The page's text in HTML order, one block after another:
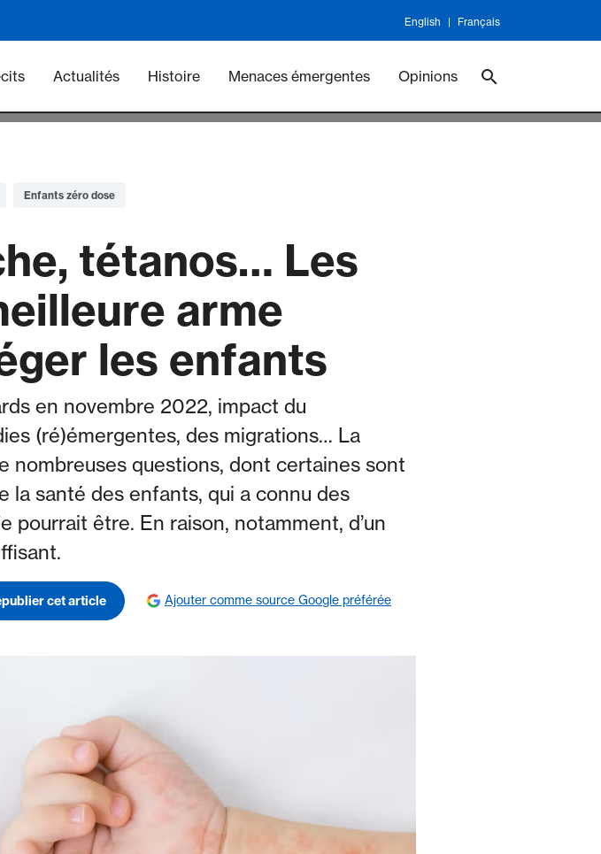
English Français
- Vaccineswork
Actualités Histoire Menaces émergentes Opinions
Enfants zéro dose
tétanos… Les
arme
les enfants
en novembre 2022, impact du
(ré)émergentes, des migrations… La
nombreuses questions, dont certaines sont
la santé des enfants, qui a connu des
pourrait être. En raison, notamment, d’un
cet article Ajouter comme source Google préférée